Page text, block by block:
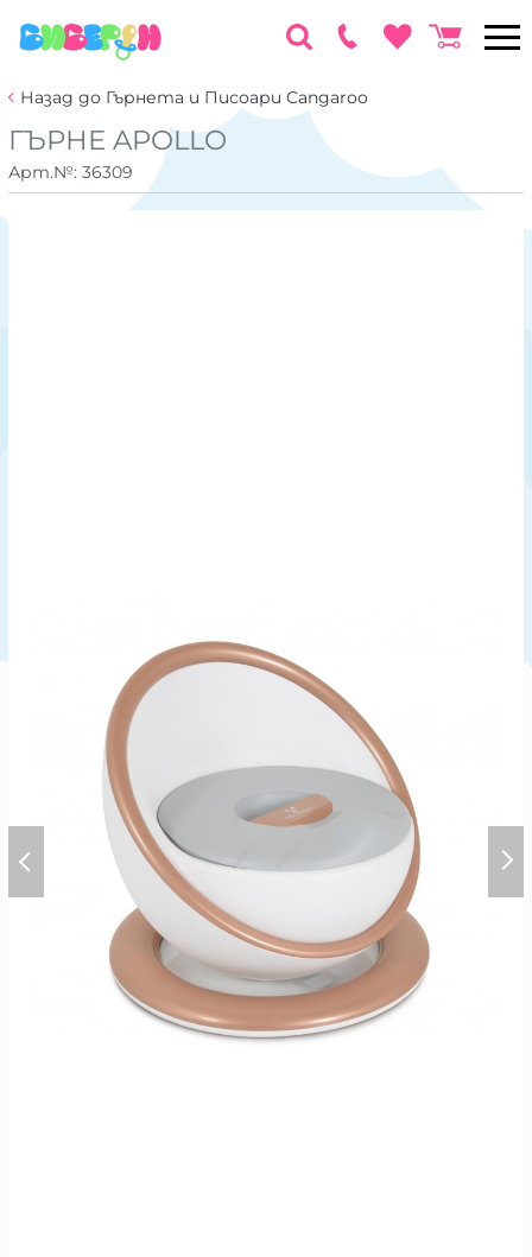
Назад до Гърнета и Писоари Cangaroo
ГЪРНЕ APOLLO
Арт.№: 36309